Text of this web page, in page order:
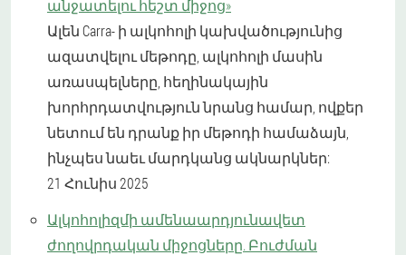
անջատելու հեշտ միջոց»
Ալեն Carra- ի ալկոհոլի կախվածությունից
ազատվելու մեթոդը, ալկոհոլի մասին
առասպելները, հեղինակային
խորհրդատվություն նրանց համար, ովքեր
նետում են դրանք իր մեթոդի համաձայն,
ինչպես նաեւ մարդկանց ակնարկներ:
21 Հունիս 2025
Ալկոհոլիզմի ամենաարդյունավետ
ժողովրդական միջոցները. Բուժման